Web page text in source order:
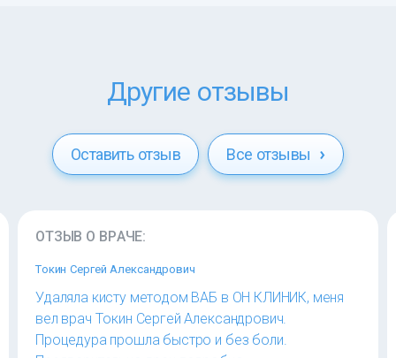
Другие отзывы
Оставить отзыв Все отзывы
ОТЗЫВ О ВРАЧЕ:
Токин Сергей Александрович
Удаляла кисту методом ВАБ в ОН КЛИНИК, меня
вел врач Токин Сергей Александрович.
Процедура прошла быстро и без боли.